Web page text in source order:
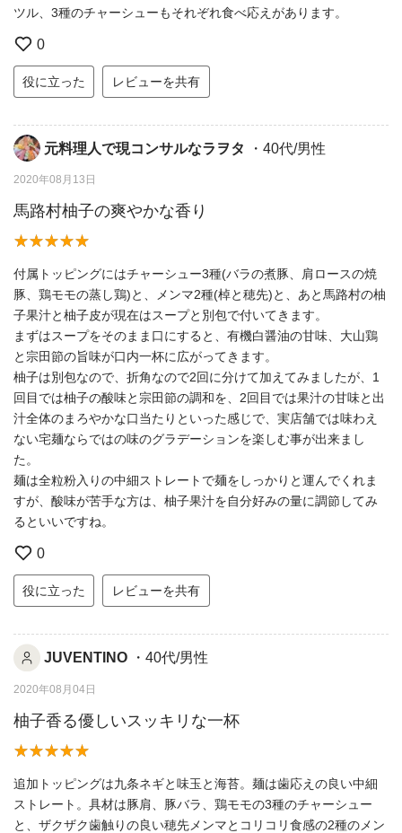
ツル、3種のチャーシューもそれぞれ食べ応えがあります。
0
役に立った レビューを共有
元料理人で現コンサルなラヲタ ・40代/男性
2020年08月13日
馬路村柚子の爽やかな香り
付属トッピングにはチャーシュー3種(バラの煮豚、肩ロースの焼
豚、鶏モモの蒸し鶏)と、メンマ2種(棹と穂先)と、あと馬路村の柚
子果汁と柚子皮が現在はスープと別包で付いてきます。
まずはスープをそのまま口にすると、有機白醤油の甘味、大山鶏
と宗田節の旨味が口内一杯に広がってきます。
柚子は別包なので、折角なので2回に分けて加えてみましたが、1
回目では柚子の酸味と宗田節の調和を、2回目では果汁の甘味と出
汁全体のまろやかな口当たりといった感じで、実店舗では味わえ
ない宅麺ならではの味のグラデーションを楽しむ事が出来まし
た。
麺は全粒粉入りの中細ストレートで麺をしっかりと運んでくれま
すが、酸味が苦手な方は、柚子果汁を自分好みの量に調節してみ
るといいですね。
0
役に立った レビューを共有
JUVENTINO ・40代/男性
2020年08月04日
柚子香る優しいスッキリな一杯
追加トッピングは九条ネギと味玉と海苔。麺は歯応えの良い中細
ストレート。具材は豚肩、豚バラ、鶏モモの3種のチャーシュー
と、ザクザク歯触りの良い穂先メンマとコリコリ食感の2種のメン